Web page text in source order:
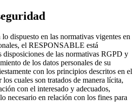
dispuesto en las normativas vigentes en
el RESPONSABLE está
disposiciones de las normativas RGPD y
de los datos personales de su
con los principios descritos en el
cuales son tratados de manera lícita,
con el interesado y adecuados,
necesario en relación con los fines para